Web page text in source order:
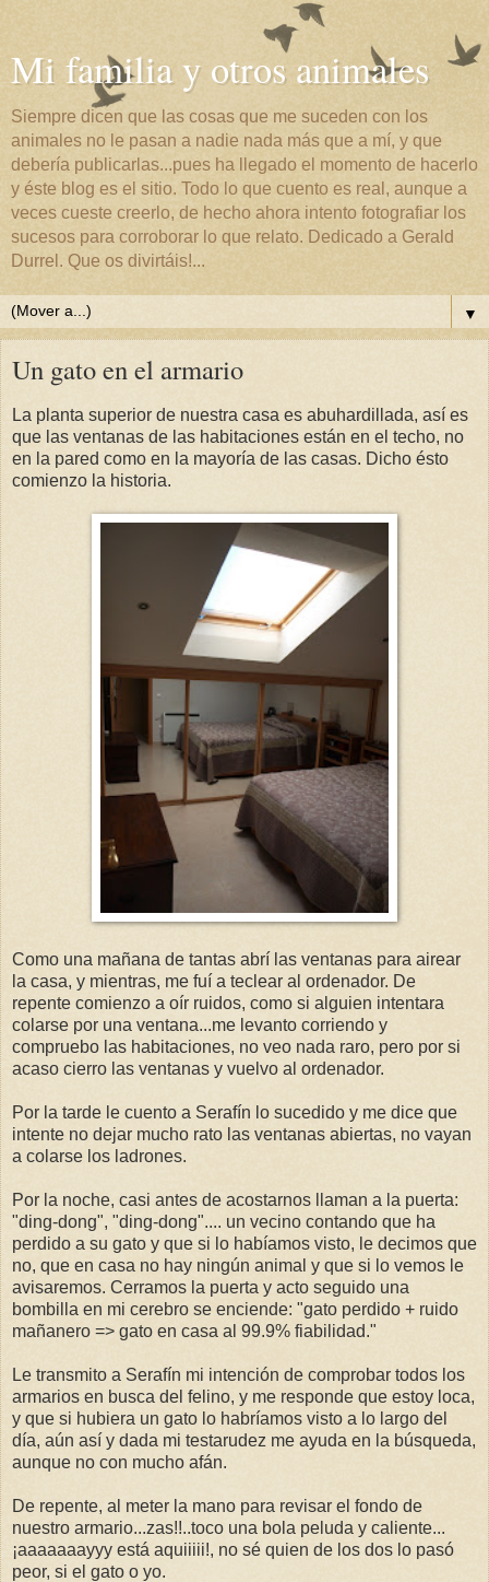
Mi familia y otros animales
Siempre dicen que las cosas que me suceden con los
animales no le pasan a nadie nada más que a mí, y que
debería publicarlas...pues ha llegado el momento de hacerlo
y éste blog es el sitio. Todo lo que cuento es real, aunque a
veces cueste creerlo, de hecho ahora intento fotografiar los
sucesos para corroborar lo que relato. Dedicado a Gerald
Durrel. Que os divirtáis!...
▼
Un gato en el armario
La planta superior de nuestra casa es abuhardillada, así es
que las ventanas de las habitaciones están en el techo, no
en la pared como en la mayoría de las casas. Dicho ésto
comienzo la historia.
Como una mañana de tantas abrí las ventanas para airear
la casa, y mientras, me fuí a teclear al ordenador. De
repente comienzo a oír ruidos, como si alguien intentara
colarse por una ventana...me levanto corriendo y
compruebo las habitaciones, no veo nada raro, pero por si
acaso cierro las ventanas y vuelvo al ordenador.
Por la tarde le cuento a Serafín lo sucedido y me dice que
intente no dejar mucho rato las ventanas abiertas, no vayan
a colarse los ladrones.
Por la noche, casi antes de acostarnos llaman a la puerta:
"ding-dong", "ding-dong".... un vecino contando que ha
perdido a su gato y que si lo habíamos visto, le decimos que
no, que en casa no hay ningún animal y que si lo vemos le
avisaremos. Cerramos la puerta y acto seguido una
bombilla en mi cerebro se enciende: "gato perdido + ruido
mañanero => gato en casa al 99.9% fiabilidad."
Le transmito a Serafín mi intención de comprobar todos los
armarios en busca del felino, y me responde que estoy loca,
y que si hubiera un gato lo habríamos visto a lo largo del
día, aún así y dada mi testarudez me ayuda en la búsqueda,
aunque no con mucho afán.
De repente, al meter la mano para revisar el fondo de
nuestro armario...zas!!..toco una bola peluda y caliente...
¡aaaaaaayyy está aquiiiii!, no sé quien de los dos lo pasó
peor, si el gato o yo.